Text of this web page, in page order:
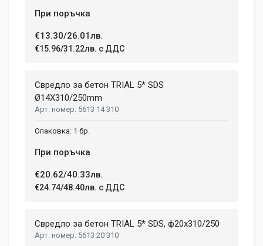
При поръчка
€13.30/26.01лв.
€15.96/31.22лв. с ДДС
Свредло за бетон TRIAL 5* SDS
Ø14X310/250mm
5613 14 310
1 бр.
При поръчка
€20.62/40.33лв.
€24.74/48.40лв. с ДДС
Свредло за бетон TRIAL 5* SDS, ф20х310/250
5613 20 310